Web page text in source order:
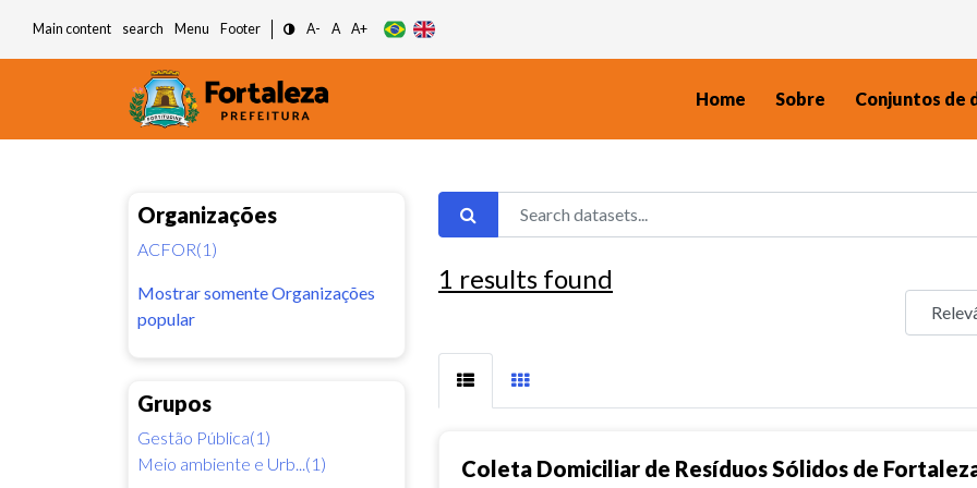
Main content search Menu Footer A- A A+
Home Sobre Conjuntos de
Organizações
ACFOR(1)
Mostrar somente Organizações
popular
Grupos
Gestão Pública(1)
Meio ambiente e Urb...(1)
1 results found
Coleta Domiciliar de Resíduos Sólidos de